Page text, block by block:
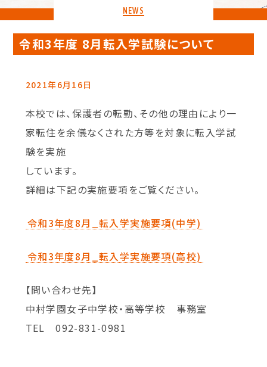
NEWS
令和3年度 8月転入学試験について
2021年6月16日
本校では、保護者の転勤、その他の理由により一
家転住を余儀なくされた方等を対象に転入学試
験を実施
しています。
詳細は下記の実施要項をご覧ください。
令和3年度8月_転入学実施要項(中学)
令和3年度8月_転入学実施要項(高校)
【問い合わせ先】
中村学園女子中学校・高等学校 事務室
TEL 092-831-0981